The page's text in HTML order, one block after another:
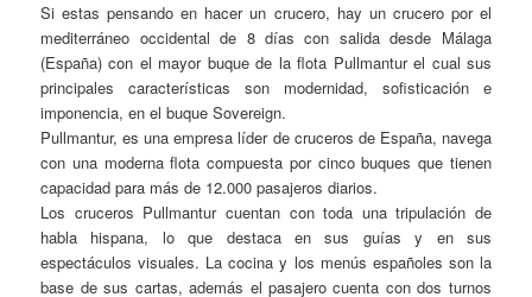
Si estas pensando en hacer un crucero, hay un crucero por el
mediterráneo occidental de 8 días con salida desde Málaga
(España) con el mayor buque de la flota Pullmantur el cual sus
principales características son modernidad, sofisticación e
imponencia, en el buque Sovereign.
Pullmantur, es una empresa líder de cruceros de España, navega
con una moderna flota compuesta por cinco buques que tienen
capacidad para más de 12.000 pasajeros diarios.
Los cruceros Pullmantur cuentan con toda una tripulación de
habla hispana, lo que destaca en sus guías y en sus
espectáculos visuales. La cocina y los menús españoles son la
base de sus cartas, además el pasajero cuenta con dos turnos